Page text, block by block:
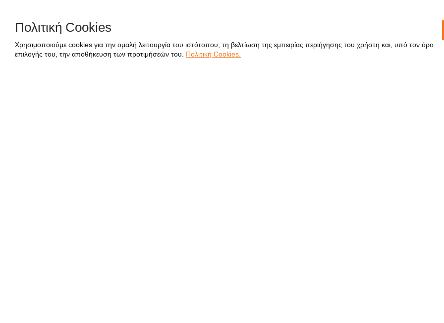
Πολιτική Cookies
Χρησιμοποιούμε cookies για την ομαλή λειτουργία του ιστότοπου, τη βελτίωση της εμπειρίας περιήγησης του χρήστη και, υπό τον όρο
επιλογής του, την αποθήκευση των προτιμήσεών του.
Πολιτική Cookies.